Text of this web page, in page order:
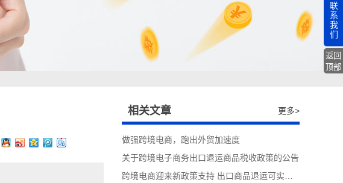
相关文章 更多>
做强跨境电商，跑出外贸加速度
关于跨境电子商务出口退运商品税收政策的公告
联
系
我
们
返回
顶部